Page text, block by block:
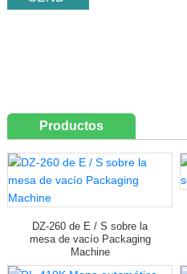
Productos
DZ-260 de E / S sobre la
mesa de vacío Packaging
Machine